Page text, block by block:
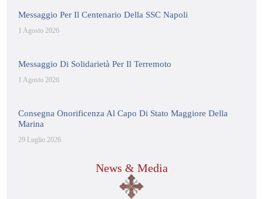
Messaggio Per Il Centenario Della SSC Napoli
1 Agosto 2026
Messaggio Di Solidarietà Per Il Terremoto
1 Agosto 2026
Consegna Onorificenza Al Capo Di Stato Maggiore Della
Marina
29 Luglio 2026
News & Media